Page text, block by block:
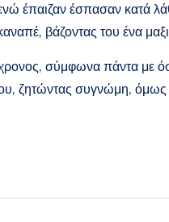
έπαιζαν έσπασαν κατά
βάζοντας του ένα
σύμφωνα πάντα με
ζητώντας συγνώμη, όμως